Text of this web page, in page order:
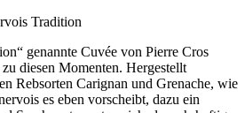
genannte Cuvée von Pierre Cros
zu diesen Momenten. Hergestellt
Rebsorten Carignan und Grenache, wie
es eben vorscheibt, dazu ein